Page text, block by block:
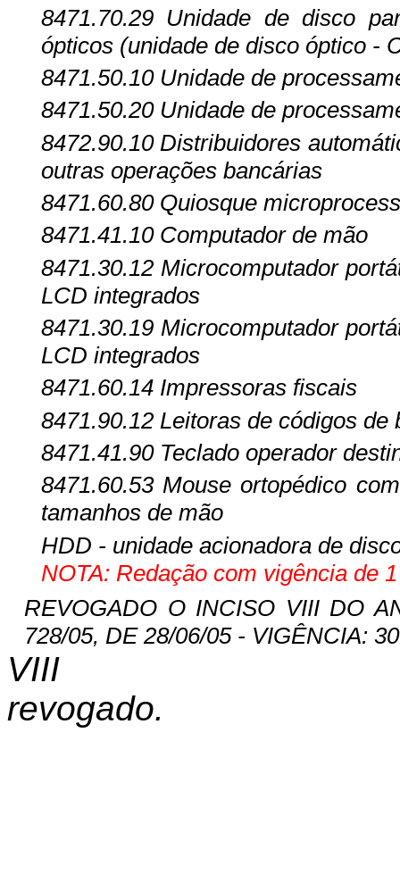
8471.70.29 Unidade de disco
ópticos (unidade de disco óptico -
8471.50.10 Unidade de
8471.50.20 Unidade de
8472.90.10 Distribuidores
outras operações bancárias
8471.60.80 Quiosque
8471.41.10 Computador de mão
8471.30.12 Microcomputador
LCD integrados
8471.30.19 Microcomputador
LCD integrados
8471.60.14 Impressoras fiscais
8471.90.12 Leitoras de códigos de
8471.41.90 Teclado operador
8471.60.53 Mouse ortopédico
tamanhos de mão
HDD - unidade acionadora de
NOTA: Redação com vigência de
REVOGADO O INCISO VIII DO
728/05, DE 28/06/05 - VIGÊNCIA:
revogado.